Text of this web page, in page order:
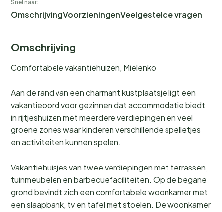
Snel naar:
OmschrijvingVoorzieningenVeelgestelde vragen
Omschrijving
Comfortabele vakantiehuizen, Mielenko
Aan de rand van een charmant kustplaatsje ligt een
vakantieoord voor gezinnen dat accommodatie biedt
in rijtjeshuizen met meerdere verdiepingen en veel
groene zones waar kinderen verschillende spelletjes
en activiteiten kunnen spelen.
Vakantiehuisjes van twee verdiepingen met terrassen,
tuinmeubelen en barbecuefaciliteiten. Op de begane
grond bevindt zich een comfortabele woonkamer met
een slaapbank, tv en tafel met stoelen. De woonkamer